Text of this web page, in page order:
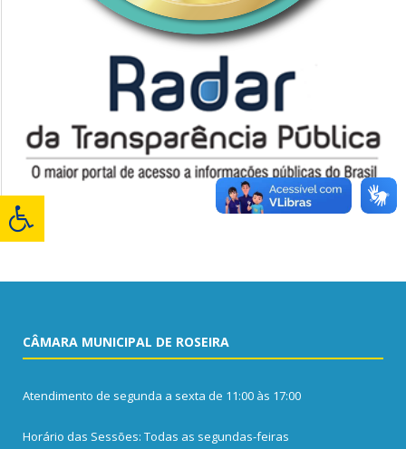
CÂMARA MUNICIPAL DE ROSEIRA
Atendimento de segunda a sexta de 11:00 às 17:00
Horário das Sessões: Todas as segundas-feiras